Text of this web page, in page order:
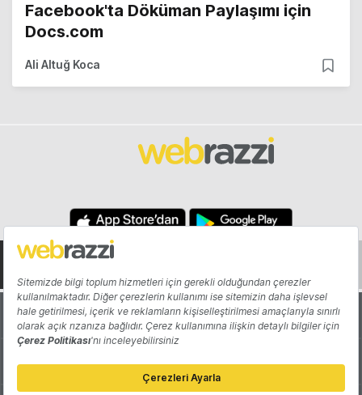
Facebook'ta Döküman Paylaşımı için
Docs.com
Ali Altuğ Koca
Hakkında Yazarlar
Katkıda Bulun Reklam